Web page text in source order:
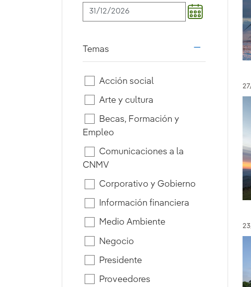
Temas
Acción social
Arte y cultura
Becas, Formación y
Empleo
Comunicaciones a la
CNMV
Corporativo y Gobierno
Información financiera
Medio Ambiente
Negocio
Presidente
Proveedores